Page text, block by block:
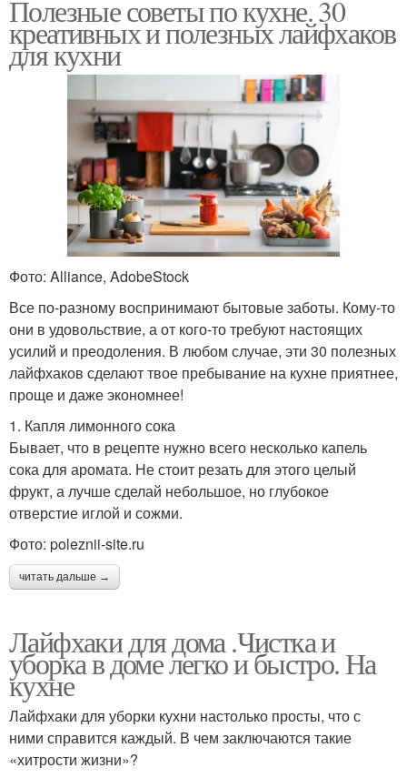
Полезные советы по кухне. 30
креативных и полезных лайфхаков
для кухни
Фото: Alliance, AdobeStock
Все по-разному воспринимают бытовые заботы. Кому-то
они в удовольствие, а от кого-то требуют настоящих
усилий и преодоления. В любом случае, эти 30 полезных
лайфхаков сделают твое пребывание на кухне приятнее,
проще и даже экономнее!
1. Капля лимонного сока
Бывает, что в рецепте нужно всего несколько капель
сока для аромата. Не стоит резать для этого целый
фрукт, а лучше сделай небольшое, но глубокое
отверстие иглой и сожми.
Фото: poleznii-site.ru
читать дальше →
Лайфхаки для дома .Чистка и
уборка в доме легко и быстро. На
кухне
Лайфхаки для уборки кухни настолько просты, что с
ними справится каждый. В чем заключаются такие
«хитрости жизни»?